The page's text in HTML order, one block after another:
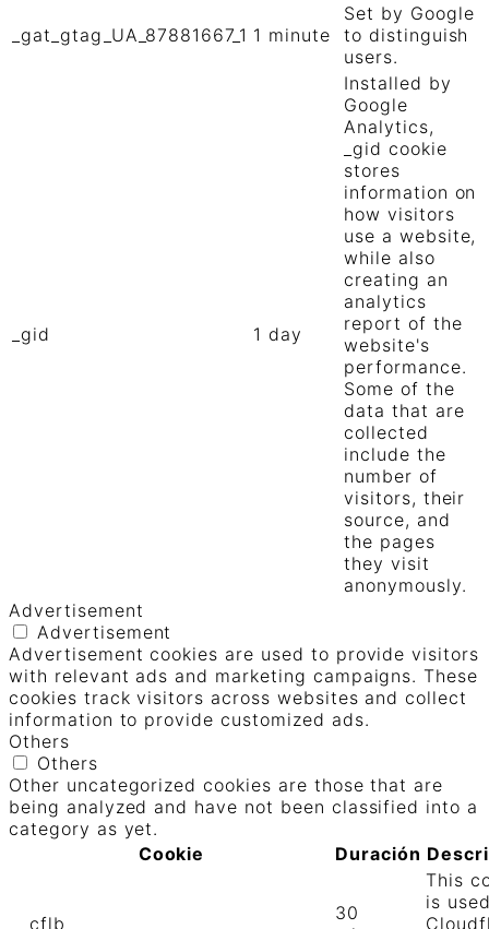
_gat_gtag_UA_87881667_1 1 minute
Set by Google
to distinguish
users.
_gid 1 day
Installed by
Google
Analytics,
_gid cookie
stores
information on
how visitors
use a website,
while also
creating an
analytics
report of the
website's
performance.
Some of the
data that are
collected
include the
number of
visitors, their
source, and
the pages
they visit
anonymously.
Advertisement
Advertisement
Advertisement cookies are used to provide visitors
with relevant ads and marketing campaigns. These
cookies track visitors across websites and collect
information to provide customized ads.
Others
Others
Other uncategorized cookies are those that are
being analyzed and have not been classified into a
category as yet.
Cookie
Duración
__cflb
30
This
is